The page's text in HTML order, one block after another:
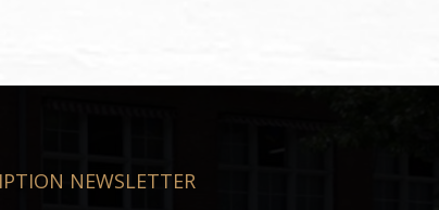
NEWSLETTER